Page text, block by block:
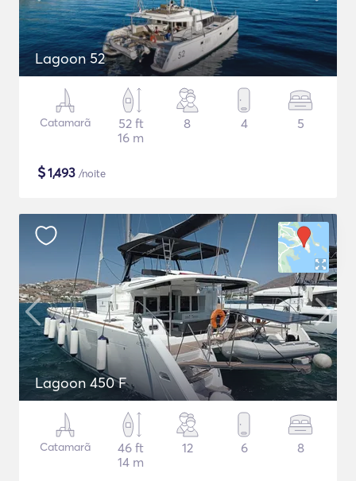
Lagoon 52
Catamarã
52 ft
16 m
8 4 5
$1,493 /noite
Lagoon 450 F
Catamarã
46 ft
14 m
12 6 8